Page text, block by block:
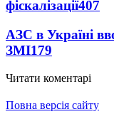
фіскалізації407
АЗС в Україні
ЗМІ179
Читати коментарі
Повна версія сайту